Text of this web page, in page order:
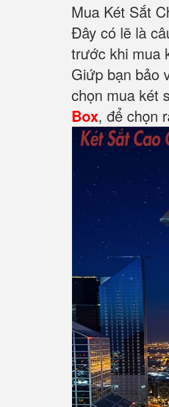
Mua Két Sắt
Đây có lẽ là
trước khi mua
Giứp bạn bảo
chọn mua két
Box, để chọn